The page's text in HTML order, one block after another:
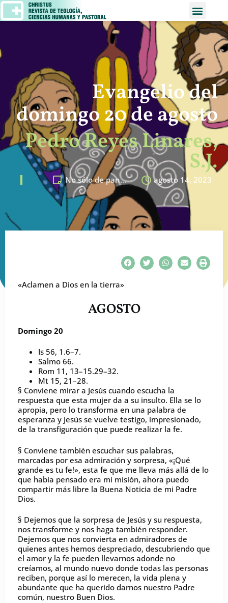
Evangelio del
domingo 20 de agosto
Pedro Reyes Linares,
S.J.
No sólo de pan… agosto 14, 2023
«Aclamen a Dios en la tierra»
AGOSTO
Domingo 20
Is 56, 1.6–7.
Salmo 66.
Rom 11, 13–15.29–32.
Mt 15, 21–28.
§ Conviene mirar a Jesús cuando escucha la
respuesta que esta mujer da a su insulto. Ella se lo
apropia, pero lo transforma en una palabra de
esperanza y Jesús se vuelve testigo, impresionado,
de la transfiguración que puede realizar la fe.
§ Conviene también escuchar sus palabras,
marcadas por esa admiración y sorpresa, «¡Qué
grande es tu fe!», esta fe que me lleva más allá de lo
que había pensado era mi misión, ahora puedo
compartir más libre la Buena Noticia de mi Padre
Dios.
§ Dejemos que la sorpresa de Jesús y su respuesta,
nos transforme y nos haga también responder.
Dejemos que nos convierta en admiradores de
quienes antes hemos despreciado, descubriendo que
el amor y la fe pueden llevarnos adonde no
creíamos, al mundo nuevo donde todas las personas
reciben, porque así lo merecen, la vida plena y
abundante que ha querido darnos nuestro Padre
común, nuestro Buen Dios.